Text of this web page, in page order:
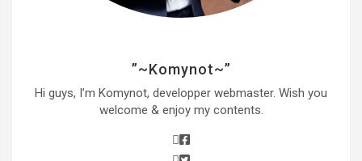
”~Komynot~”
Hi guys, I’m Komynot, developper webmaster. Wish you
welcome & enjoy my contents.